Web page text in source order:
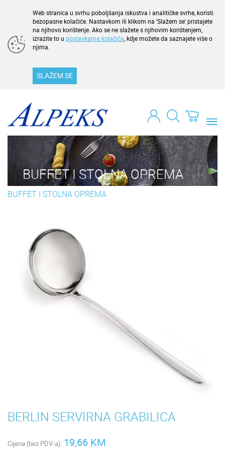
Web stranica u svrhu poboljšanja iskustva i analitičke svrhe, koristi
bezopasne kolačiće. Nastavkom ili klikom na 'Slažem se' pristajete
na njihovo korištenje. Ako se ne slažete s njihovim korištenjem,
izrazite to u postavkama kolačića , kdje možete da saznajete više o
njima.
SLAŽEM SE
BUFFET I STOLNA OPREMA
BUFFET I STOLNA OPREMA
BERLIN SERVIRNA GRABILICA
Cijena (bez PDV-a): 19,66 KM